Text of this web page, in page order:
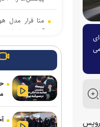
میلیون نسخه‌ای
عمومی
مشترکین سرویس
متا فرار مدل
آزمایش‌های
خبرنگاران با
هوشمند همراه
چگونه زبان